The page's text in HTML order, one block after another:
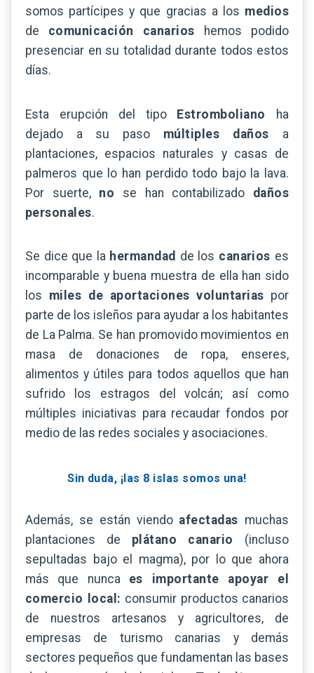
somos partícipes y que gracias a los medios
de comunicación canarios hemos podido
presenciar en su totalidad durante todos estos
días.
Esta erupción del tipo Estromboliano ha
dejado a su paso múltiples daños a
plantaciones, espacios naturales y casas de
palmeros que lo han perdido todo bajo la lava.
Por suerte, no se han contabilizado daños
personales.
Se dice que la hermandad de los canarios es
incomparable y buena muestra de ella han sido
los miles de aportaciones voluntarias por
parte de los isleños para ayudar a los habitantes
de La Palma. Se han promovido movimientos en
masa de donaciones de ropa, enseres,
alimentos y útiles para todos aquellos que han
sufrido los estragos del volcán; así como
múltiples iniciativas para recaudar fondos por
medio de las redes sociales y asociaciones.
Sin duda, ¡las 8 islas somos una!
Además, se están viendo afectadas muchas
plantaciones de plátano canario (incluso
sepultadas bajo el magma), por lo que ahora
más que nunca es importante apoyar el
comercio local: consumir productos canarios
de nuestros artesanos y agricultores, de
empresas de turismo canarias y demás
sectores pequeños que fundamentan las bases